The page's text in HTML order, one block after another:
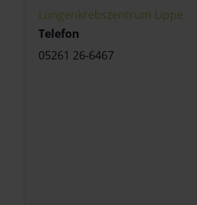
Lungenkrebszentrum Lippe
Telefon
05261 26-6467